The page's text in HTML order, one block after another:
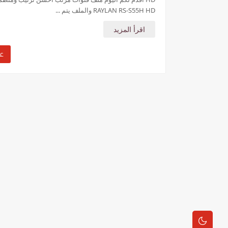
RAYLAN RS-S55H HD والملف يتم ...
اقرأ المزيد